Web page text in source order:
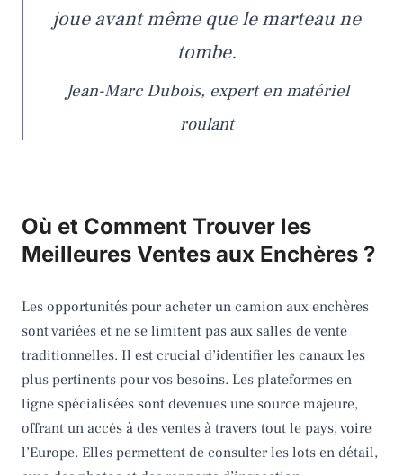
joue avant même que le marteau ne
tombe.
Jean-Marc Dubois, expert en matériel
roulant
Où et Comment Trouver les
Meilleures Ventes aux Enchères ?
Les opportunités pour acheter un camion aux enchères
sont variées et ne se limitent pas aux salles de vente
traditionnelles. Il est crucial d’identifier les canaux les
plus pertinents pour vos besoins. Les plateformes en
ligne spécialisées sont devenues une source majeure,
offrant un accès à des ventes à travers tout le pays, voire
l’Europe. Elles permettent de consulter les lots en détail,